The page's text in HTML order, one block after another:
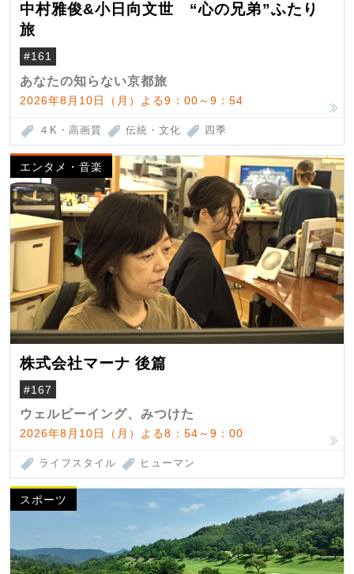
中村雅俊&小日向文世 “心の兄弟”ふたり
旅
#161
あなたの知らない京都旅
2026年8月10日（月）よる9：00～9：54
４K・高画質 伝統・文化 四季
エンタメ・音楽
株式会社マーナ 後篇
#167
ウェルビーイング、みつけた
2026年8月10日（月）よる8：54～9：00
ライフスタイル ヒューマン
スポーツ